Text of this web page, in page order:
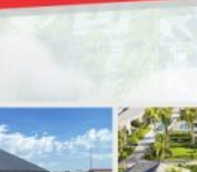
CENTRO THATCH